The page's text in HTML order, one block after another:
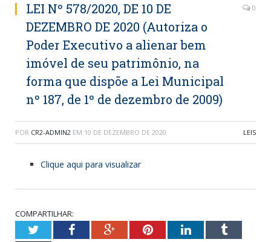
LEI Nº 578/2020, DE 10 DE
DEZEMBRO DE 2020 (Autoriza o
Poder Executivo a alienar bem
imóvel de seu patrimônio, na
forma que dispõe a Lei Municipal
nº 187, de 1º de dezembro de 2009)
0
POR CR2-ADMIN2 EM 10 DE DEZEMBRO DE 2020 LEIS
Clique aqui para visualizar
COMPARTILHAR:
TwitterFacebookGoogle+PinterestLinkedInTumblr